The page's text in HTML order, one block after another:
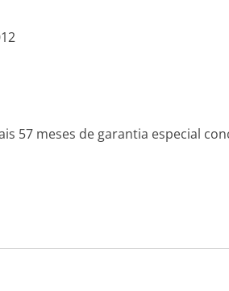
57 meses de garantia especial